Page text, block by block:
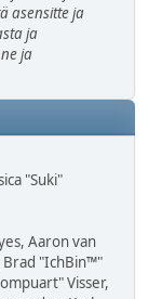
asensitte ja
ja
ja
"Suki"
Aaron van
Brad "IchBin™"
Visser,